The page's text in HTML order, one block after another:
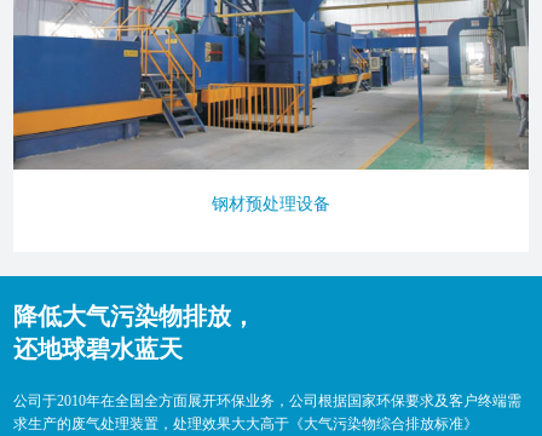
钢材预处理设备
降低大气污染物排放，
还地球碧水蓝天
公司于2010年在全国全方面展开环保业务，公司根据国家环保要求及客户终端需
求生产的废气处理装置，处理效果大大高于《大气污染物综合排放标准》